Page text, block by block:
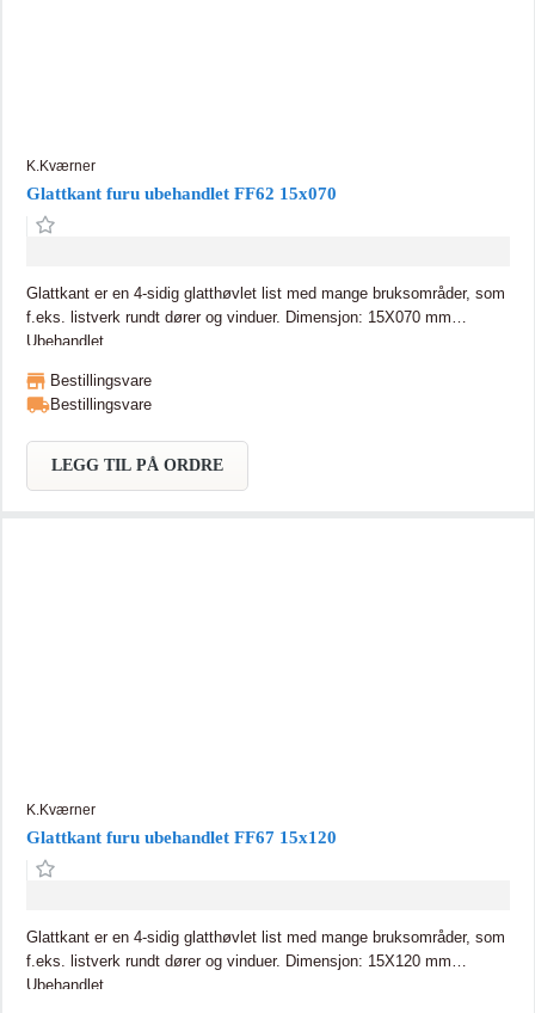
K.Kværner
Glattkant furu ubehandlet FF62 15x070
Glattkant er en 4-sidig glatthøvlet list med mange bruksområder, som
f.eks. listverk rundt dører og vinduer. Dimensjon: 15X070 mm
Ubehandlet
Bestillingsvare
Bestillingsvare
LEGG TIL PÅ ORDRE
K.Kværner
Glattkant furu ubehandlet FF67 15x120
Glattkant er en 4-sidig glatthøvlet list med mange bruksområder, som
f.eks. listverk rundt dører og vinduer. Dimensjon: 15X120 mm
Ubehandlet